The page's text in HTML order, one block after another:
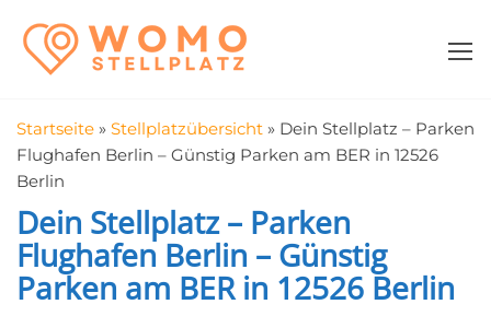
Inhalt
springen
in der Nähe
Startseite » Stellplatzübersicht » Dein Stellplatz – Parken
Flughafen Berlin – Günstig Parken am BER in 12526
Berlin
Dein Stellplatz – Parken
Flughafen Berlin – Günstig
Parken am BER in 12526 Berlin